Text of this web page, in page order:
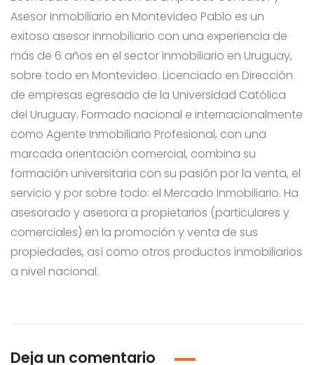
Asesor Inmobiliario en Montevideo Pablo es un
exitoso asesor inmobiliario con una experiencia de
más de 6 años en el sector inmobiliario en Uruguay,
sobre todo en Montevideo. Licenciado en Dirección
de empresas egresado de la Universidad Católica
del Uruguay. Formado nacional e internacionalmente
como Agente Inmobiliario Profesional, con una
marcada orientación comercial, combina su
formación universitaria con su pasión por la venta, el
servicio y por sobre todo: el Mercado Inmobiliario. Ha
asesorado y asesora a propietarios (particulares y
comerciales) en la promoción y venta de sus
propiedades, así como otros productos inmobiliarios
a nivel nacional.
Deja un comentario